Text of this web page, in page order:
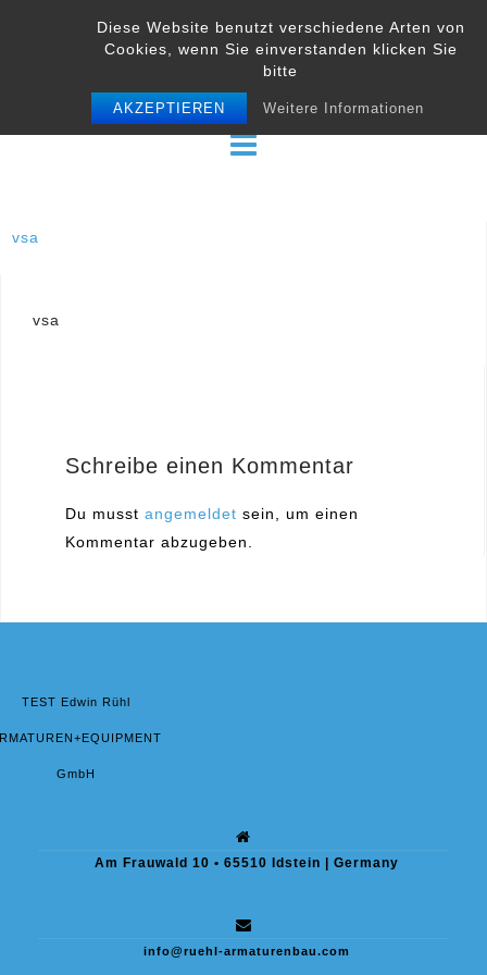
Diese Website benutzt verschiedene Arten von
Cookies, wenn Sie einverstanden klicken Sie
bitte
AKZEPTIEREN Weitere Informationen
vsa
Beitrags-
vsa
Schreibe einen Kommentar
Du musst angemeldet sein, um einen
Kommentar abzugeben.
TEST Edwin Rühl
GmbH
Am Frauwald 10 • 65510 Idstein | Germany
info@ruehl-armaturenbau.com